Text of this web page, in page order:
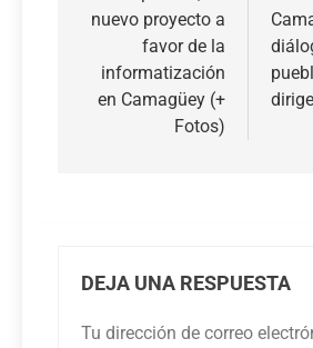
entradas
nuevo proyecto a
favor de la
informatización
en Camagüey (+
Fotos)
DEJA UNA RESPUESTA
Tu dirección de correo